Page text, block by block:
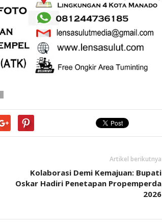
Artikel berikutnya
Kolaborasi Demi Kemajuan: Bupati
Oskar Hadiri Penetapan Propemperda
2026